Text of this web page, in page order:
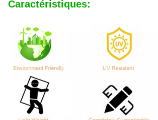
Caractéristiques: